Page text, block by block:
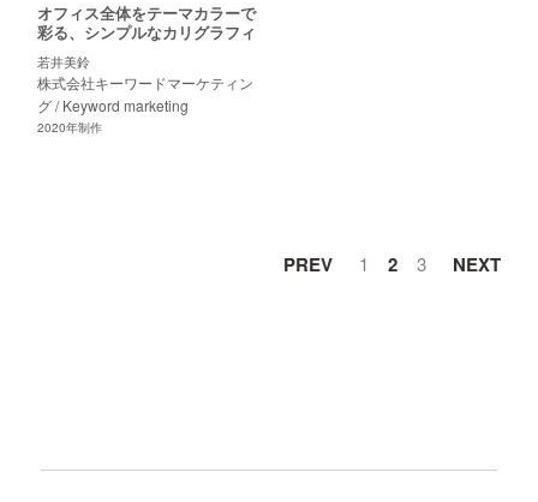
オフィス全体をテーマカラーで
彩る、シンプルなカリグラフィ
若井美鈴
株式会社キーワードマーケティン
グ / Keyword marketing
2020年制作
PREV 1 2 3 NEXT